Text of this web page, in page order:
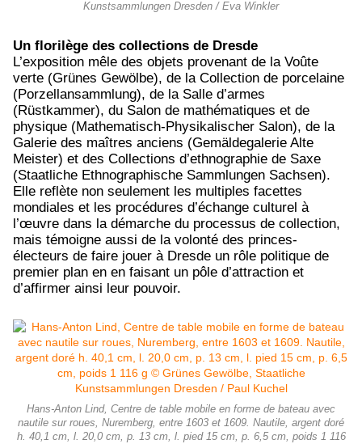
Kunstsammlungen Dresden / Eva Winkler
Un florilège des collections de Dresde
L’exposition mêle des objets provenant de la Voûte
verte (Grünes Gewölbe), de la Collection de porcelaine
(Porzellansammlung), de la Salle d’armes
(Rüstkammer), du Salon de mathématiques et de
physique (Mathematisch-Physikalischer Salon), de la
Galerie des maîtres anciens (Gemäldegalerie Alte
Meister) et des Collections d’ethnographie de Saxe
(Staatliche Ethnographische Sammlungen Sachsen).
Elle reflète non seulement les multiples facettes
mondiales et les procédures d’échange culturel à
l’œuvre dans la démarche du processus de collection,
mais témoigne aussi de la volonté des princes-
électeurs de faire jouer à Dresde un rôle politique de
premier plan en en faisant un pôle d’attraction et
d’affirmer ainsi leur pouvoir.
Hans-Anton Lind, Centre de table mobile en forme de bateau avec
nautile sur roues, Nuremberg, entre 1603 et 1609. Nautile, argent doré
h. 40,1 cm, l. 20,0 cm, p. 13 cm, l. pied 15 cm, p. 6,5 cm, poids 1 116